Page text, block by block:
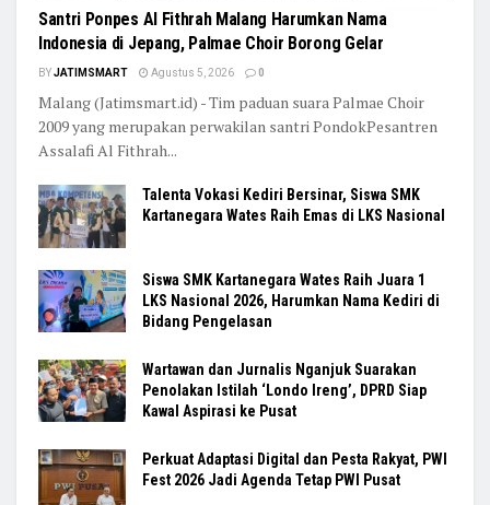
Santri Ponpes Al Fithrah Malang Harumkan Nama
Indonesia di Jepang, Palmae Choir Borong Gelar
BYJATIMSMART Agustus 5, 2026 0
Malang (Jatimsmart.id) - Tim paduan suara Palmae Choir
2009 yang merupakan perwakilan santri PondokPesantren
Assalafi Al Fithrah...
Talenta Vokasi Kediri Bersinar, Siswa SMK
Kartanegara Wates Raih Emas di LKS Nasional
Siswa SMK Kartanegara Wates Raih Juara 1
LKS Nasional 2026, Harumkan Nama Kediri di
Bidang Pengelasan
Wartawan dan Jurnalis Nganjuk Suarakan
Penolakan Istilah ‘Londo Ireng’, DPRD Siap
Kawal Aspirasi ke Pusat
Perkuat Adaptasi Digital dan Pesta Rakyat, PWI
Fest 2026 Jadi Agenda Tetap PWI Pusat